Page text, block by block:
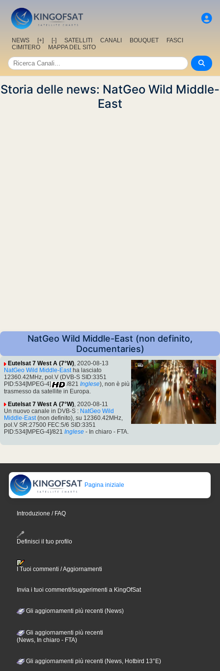
NEWS [+] [-] SATELLITI CANALI BOUQUET
FASCI
CIMITERO
MAPPA DEL SITO
Storia delle news: NatGeo Wild Middle-
East
NatGeo Wild Middle-East (non definito,
Documentaries)
Eutelsat 7 West A (7°W), 2020-08-13
NatGeo Wild Middle-Eastha lasciato
12360.42MHz, pol.V (DVB-S SID:3351
PID:534[MPEG-4]
/821 Inglese), non è più
trasmesso da satellite in Europa.
Eutelsat 7 West A (7°W) , 2020-08-11
Un nuovo canale in DVB-S : NatGeo Wild
Middle-East (non definito), su 12360.42MHz,
pol.V SR:27500 FEC:5/6 SID:3351
PID:534[MPEG-4]/821 Inglese - In chiaro - FTA.
Pagina iniziale
Introduzione / FAQ
Definisci il tuo profilo
I Tuoi commenti / Aggiornamenti
Invia i tuoi commenti/suggerimenti a KingOfSat
Gli aggiornamenti più recenti (News)
Gli aggiornamenti più recenti
(News, In chiaro - FTA)
Gli aggiornamenti più recenti (News, Hotbird 13°E)